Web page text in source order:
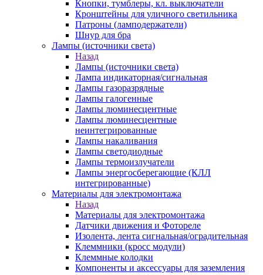
Кнопки, тумблеры, кл. выключатели
Кронштейны для уличного светильника
Патроны (ламподержатели)
Шнур для бра
Лампы (источники света)
Назад
Лампы (источники света)
Лампа индикаторная/сигнальная
Лампы газоразрядные
Лампы галогенные
Лампы люминесцентные
Лампы люминесцентные
неинтегрированные
Лампы накаливания
Лампы светодиодные
Лампы термоизлучатели
Лампы энергосберегающие (КЛЛ
интегрированные)
Материалы для электромонтажа
Назад
Материалы для электромонтажа
Датчики движения и Фотореле
Изолента, лента сигнальная/оградительная
Клеммники (кросс модули)
Клеммные колодки
Компоненты и аксессуары для заземления